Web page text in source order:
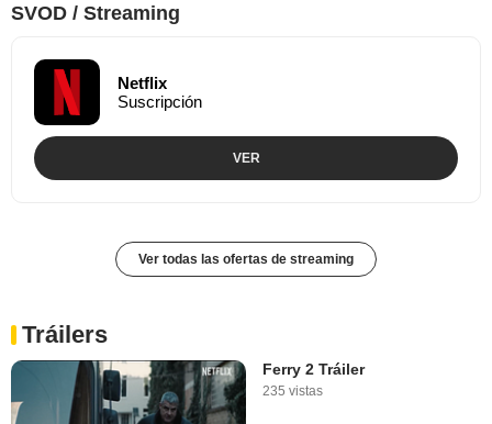
SVOD / Streaming
Netflix
Suscripción
VER
Ver todas las ofertas de streaming
Tráilers
Ferry 2 Tráiler
235 vistas